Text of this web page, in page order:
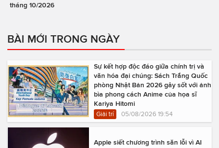
tháng 10/2026
BÀI MỚI TRONG NGÀY
Sự kết hợp độc đáo giữa chính trị và
văn hóa đại chúng: Sách Trắng Quốc
phòng Nhật Bản 2026 gây sốt với ảnh
bìa phong cách Anime của họa sĩ
Kariya Hitomi
Giải trí 05/08/2026 19:54
Apple siết chương trình săn lỗi vì AI